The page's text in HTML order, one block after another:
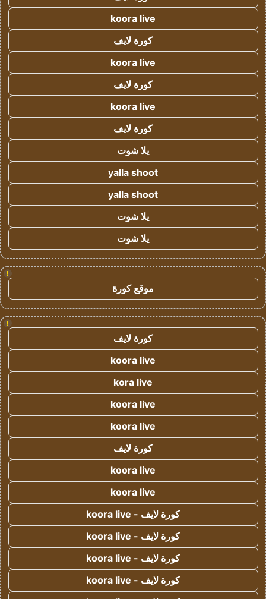
koora live
كورة لايف
koora live
كورة لايف
koora live
كورة لايف
يلا شوت
yalla shoot
yalla shoot
يلا شوت
يلا شوت
!
موقع كورة
!
كورة لايف
koora live
kora live
koora live
koora live
كورة لايف
koora live
koora live
كورة لايف - koora live
كورة لايف - koora live
كورة لايف - koora live
كورة لايف - koora live